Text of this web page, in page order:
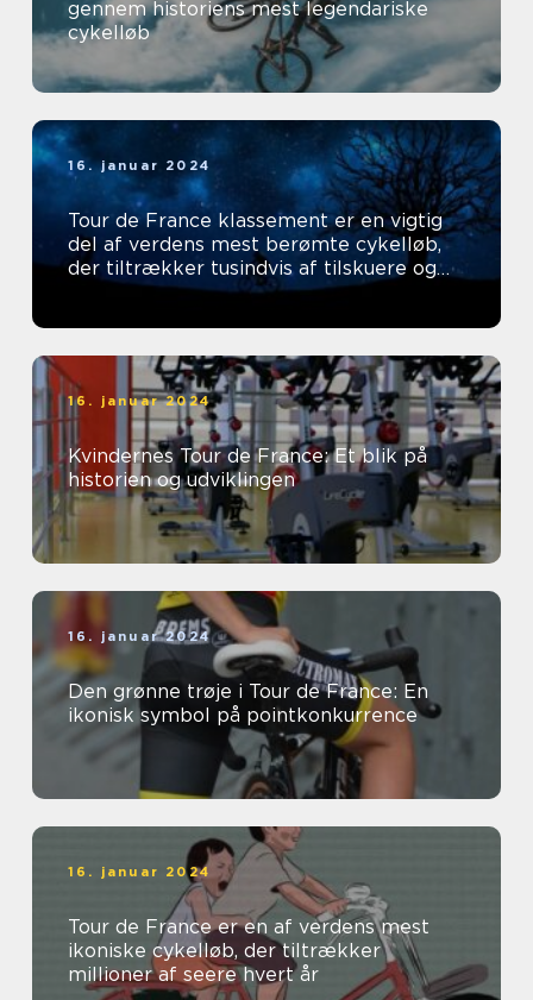
gennem historiens mest legendariske
cykelløb
16. januar 2024
Tour de France klassement er en vigtig
del af verdens mest berømte cykelløb,
der tiltrækker tusindvis af tilskuere og
tv-seere hvert år
16. januar 2024
Kvindernes Tour de France: Et blik på
historien og udviklingen
16. januar 2024
Den grønne trøje i Tour de France: En
ikonisk symbol på pointkonkurrence
16. januar 2024
Tour de France er en af verdens mest
ikoniske cykelløb, der tiltrækker
millioner af seere hvert år